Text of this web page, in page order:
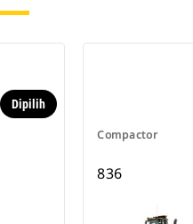
Dipilih
Compactor
836